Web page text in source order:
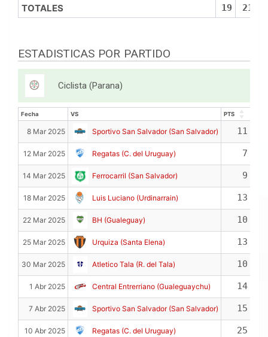
TOTALES 19 216
ESTADISTICAS POR PARTIDO
Ciclista (Parana)
Fecha VS PTS
8 Mar 2025 Sportivo San Salvador (San Salvador) 11
12 Mar 2025 Regatas (C. del Uruguay) 7
14 Mar 2025 Ferrocarril (San Salvador) 9
18 Mar 2025 Luis Luciano (Urdinarrain) 13
22 Mar 2025 BH (Gualeguay) 10
25 Mar 2025 Urquiza (Santa Elena) 13
30 Mar 2025 Atletico Tala (R. del Tala) 10
1 Abr 2025 Central Entrerriano (Gualeguaychu) 14
7 Abr 2025 Sportivo San Salvador (San Salvador) 15
10 Abr 2025 Regatas (C. del Uruguay) 25